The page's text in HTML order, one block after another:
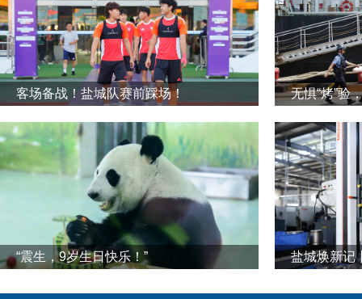
客场备战！盐城队赛前踩场！ 无惧“烤”验
“震生，9岁生日快乐！”